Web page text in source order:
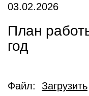
03.02.2026
План
год
Файл: Загрузить